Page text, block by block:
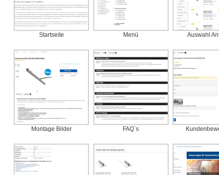
Startseite Menü Auswahl
Montage Bilder FAQ`s